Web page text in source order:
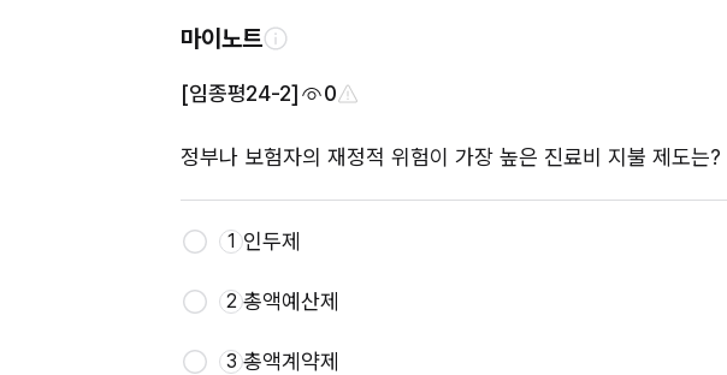
마이노트
[임종평24-2] 0
정부나 보험자의 재정적 위험이 가장 높은 진료비 지불 제도는?
1 인두제
2 총액예산제
3 총액계약제